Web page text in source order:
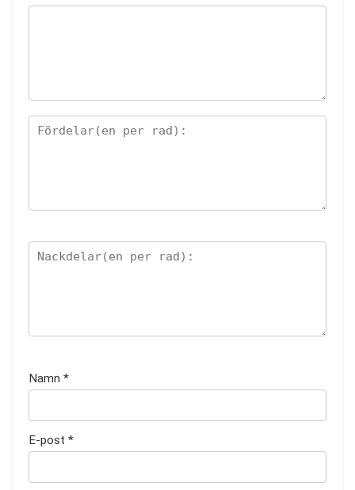
Namn *
E-post *